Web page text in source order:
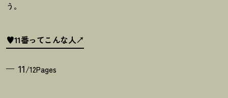
う。
♥11番ってこんな人
11/12Pages